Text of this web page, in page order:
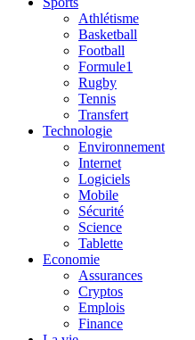
Athlétisme
Basketball
Football
Formule1
Rugby
Tennis
Transfert
Technologie
Environnement
Internet
Logiciels
Mobile
Sécurité
Science
Tablette
Economie
Assurances
Cryptos
Emplois
Finance